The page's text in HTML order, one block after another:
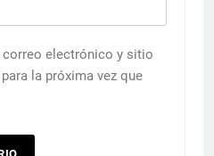
correo electrónico y sitio
la próxima vez que